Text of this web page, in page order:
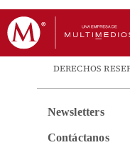
DERECHOS
Newsletters
Contáctanos